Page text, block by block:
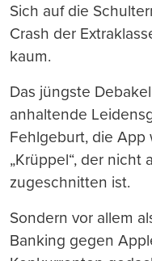
Sich auf die
Crash der
kaum.
Das jüngste
anhaltende
Fehlgeburt, die App
„Krüppel“, der nicht
zugeschnitten ist.
Sondern vor allem
Banking gegen